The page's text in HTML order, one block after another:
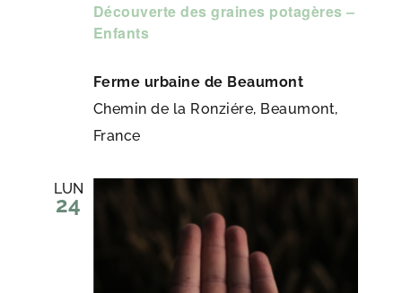
Découverte des graines potagères –
Enfants
Ferme urbaine de Beaumont
Chemin de la Ronziére, Beaumont,
France
LUN
24